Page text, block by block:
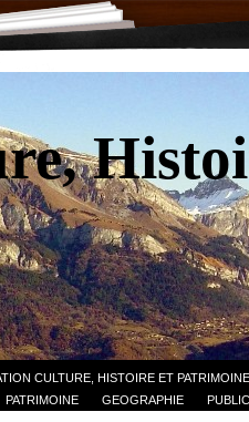
CULTURE, HISTOIRE ET
PATRIMOINE GEOGRAPHIE